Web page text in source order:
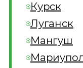
Курск
Луганск
Мангуш